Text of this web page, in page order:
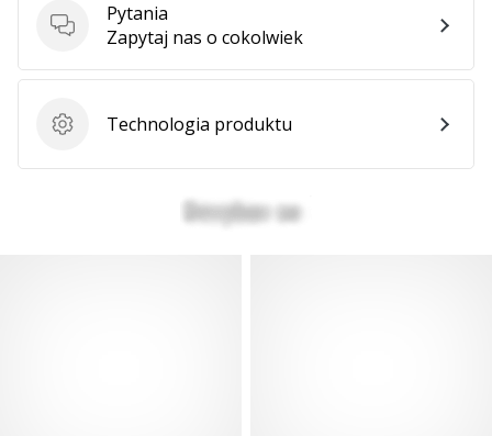
Pytania
Pytania
Zapytaj nas o cokolwiek
Technologia produktu
Technologia produktu